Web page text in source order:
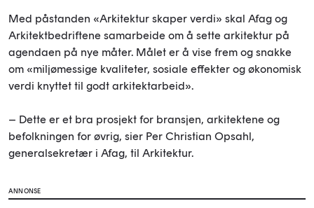
Med påstanden «Arkitektur skaper verdi» skal Afag og
Arkitektbedriftene samarbeide om å sette arkitektur på
agendaen på nye måter. Målet er å vise frem og snakke
om «miljømessige kvaliteter, sosiale effekter og økonomisk
verdi knyttet til godt arkitektarbeid».
– Dette er et bra prosjekt for bransjen, arkitektene og
befolkningen for øvrig, sier Per Christian Opsahl,
generalsekretær i Afag, til Arkitektur.
ANNONSE